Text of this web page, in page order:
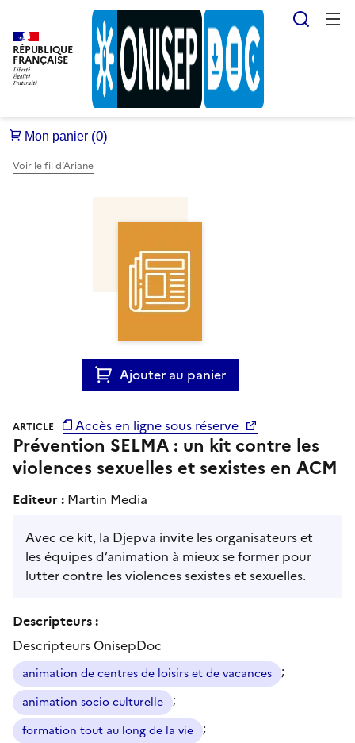
RÉPUBLIQUE
FRANÇAISE
Voir le fil d’Ariane
Ajouter au panier
Accès en ligne sous réserve
ARTICLE
Prévention SELMA : un kit contre les
violences sexuelles et sexistes en ACM
Editeur : Martin Media
Avec ce kit, la Djepva invite les organisateurs et
les équipes d’animation à mieux se former pour
lutter contre les violences sexistes et sexuelles.
Descripteurs :
Descripteurs OnisepDoc
animation de centres de loisirs et de vacances ;
animation socio culturelle ;
formation tout au long de la vie ;